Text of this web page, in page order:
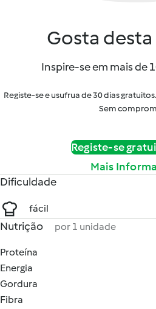
Gosta
Inspire-se em mais de
Registe-se e usufrua de 30 dias
Sem
Registe-se
Mais
Dificuldade
fácil
Nutrição por 1 unidade
Proteína
Energia
Gordura
Fibra